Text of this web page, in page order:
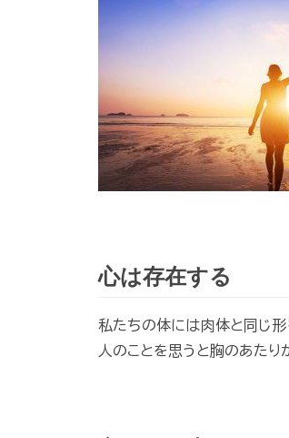
心は存在する
私たちの体には肉体と同じ形
人のことを思うと胸のあたり